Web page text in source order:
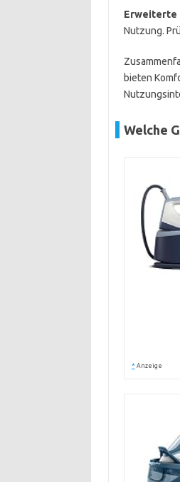
Erweiterte
Nutzung.
bieten
Welche
* Anzeige